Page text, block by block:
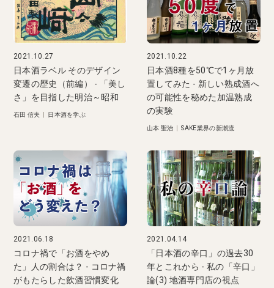
2021.10.27
日本酒ラベル そのデザイン
変遷の歴史（前編） - 「美し
さ」を目指した明治～昭和
石田 信夫 日本酒を学ぶ
2021.10.22
日本酒8種を50℃で1ヶ月放
置してみた - 新しい熟成酒へ
の可能性を秘めた加温熟成
の実験
山本 聖治 |SAKE業界の新潮流
2021.06.18
コロナ禍で「お酒をやめ
た」人の割合は？ - コロナ禍
がもたらした飲酒習慣変化
2021.04.14
「日本酒の辛口」の過去30
年とこれから - 私の「辛口」
論(3) 地酒専門店の視点